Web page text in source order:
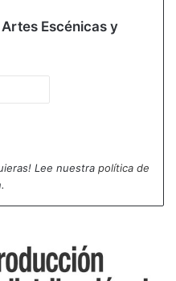
Escénicas y
Lee nuestra política de